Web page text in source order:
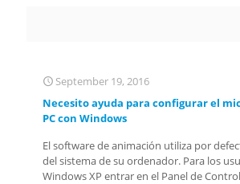
September 19, 2016
Necesito ayuda para configurar el
PC con Windows
El software de animación utiliza por
del sistema de su ordenador. Para los
Windows XP entrar en el Panel de Control